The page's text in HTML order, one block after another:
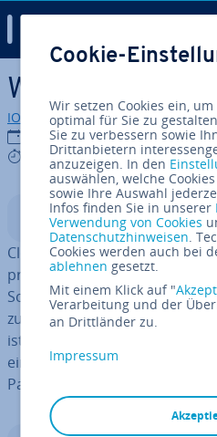
Zum Haupt­in­halt springen
Was sind Cloud-
IONOS Redaktion
23.06.2025
6 mins
Auf
In­halts­ver­zeich­nis
Cloud-Services sind eine
prak­ti­sche Mög­lich­keit, um
Software zu­zu­grei­fen, die von
zur Verfügung gestellt
ist die Ver­wen­dung einer
eine gute Wahl. Unter die
PaaS, SaaS, FaaS und XaaS.
Cookie-
Wir setzen Cookies ein,
optimal für Sie zu
Sie zu verbessern sowie
Drittanbietern
anzuzeigen. In den
auswählen, welche
sowie Ihre Auswahl
Infos finden Sie in unserer
Verwendung von Cookies
Datenschutzhinweisen.
Cookies werden auch bei
ablehnen gesetzt.
Mit einem Klick auf "
Verarbeitung und der
an Drittländer zu.
Impressum